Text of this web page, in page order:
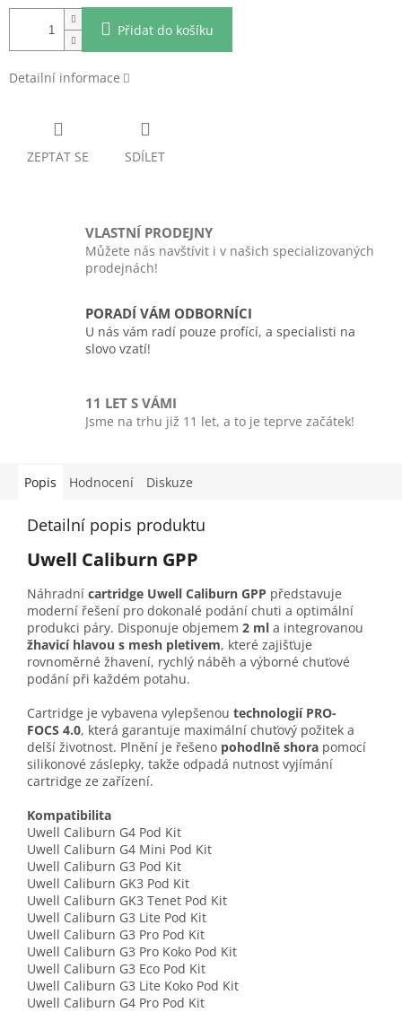
Přidat do košíku
Detailní informace
ZEPTAT SE SDÍLET
VLASTNÍ PRODEJNY
Můžete nás navštívit i v našich specializovaných
prodejnách!
PORADÍ VÁM ODBORNÍCI
U nás vám radí pouze profící, a specialisti na
slovo vzatí!
11 LET S VÁMI
Jsme na trhu již 11 let, a to je teprve začátek!
Popis Hodnocení Diskuze
Detailní popis produktu
Uwell Caliburn GPP
Náhradní cartridge Uwell Caliburn GPP představuje
moderní řešení pro dokonalé podání chuti a optimální
produkci páry. Disponuje objemem 2 ml a integrovanou
žhavicí hlavou s mesh pletivem, které zajišťuje
rovnoměrné žhavení, rychlý náběh a výborné chuťové
podání při každém potahu.
Cartridge je vybavena vylepšenou technologií PRO-
FOCS 4.0, která garantuje maximální chuťový požitek a
delší životnost. Plnění je řešeno pohodlně shora pomocí
silikonové záslepky, takže odpadá nutnost vyjímání
cartridge ze zařízení.
Kompatibilita
Uwell Caliburn G4 Pod Kit
Uwell Caliburn G4 Mini Pod Kit
Uwell Caliburn G3 Pod Kit
Uwell Caliburn GK3 Pod Kit
Uwell Caliburn GK3 Tenet Pod Kit
Uwell Caliburn G3 Lite Pod Kit
Uwell Caliburn G3 Pro Pod Kit
Uwell Caliburn G3 Pro Koko Pod Kit
Uwell Caliburn G3 Eco Pod Kit
Uwell Caliburn G3 Lite Koko Pod Kit
Uwell Caliburn G4 Pro Pod Kit